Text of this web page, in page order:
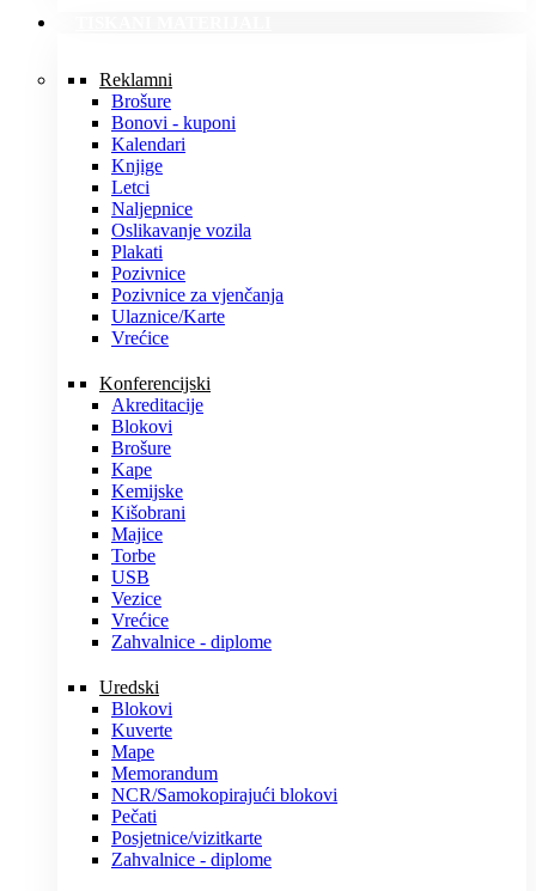
Reklamni
Brošure
Bonovi - kuponi
Kalendari
Knjige
Letci
Naljepnice
Oslikavanje vozila
Plakati
Pozivnice
Pozivnice za vjenčanja
Ulaznice/Karte
Vrećice
Konferencijski
Akreditacije
Blokovi
Brošure
Kape
Kemijske
Kišobrani
Majice
Torbe
USB
Vezice
Vrećice
Zahvalnice - diplome
Uredski
Blokovi
Kuverte
Mape
Memorandum
NCR/Samokopirajući blokovi
Pečati
Posjetnice/vizitkarte
Zahvalnice - diplome